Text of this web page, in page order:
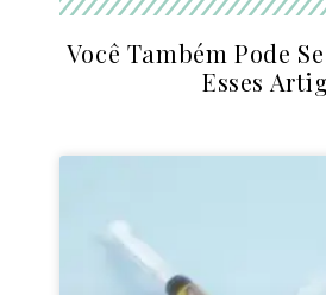
Você Também Pode
Esses